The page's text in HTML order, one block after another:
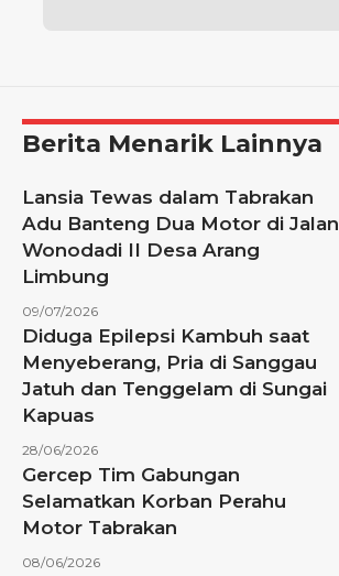
Berita Menarik Lainnya
Lansia Tewas dalam Tabrakan
Adu Banteng Dua Motor di Jalan
Wonodadi II Desa Arang
Limbung
09/07/2026
Diduga Epilepsi Kambuh saat
Menyeberang, Pria di Sanggau
Jatuh dan Tenggelam di Sungai
Kapuas
28/06/2026
Gercep Tim Gabungan
Selamatkan Korban Perahu
Motor Tabrakan
08/06/2026